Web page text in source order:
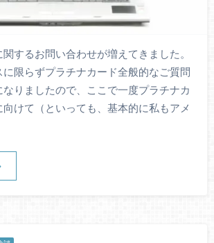
するお問い合わせが増えてきました。
限らずプラチナカード全般的なご質問
なりましたので、ここで一度プラチナカ
けて（といっても、基本的に私もアメ